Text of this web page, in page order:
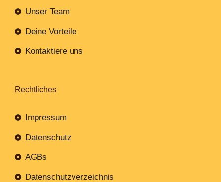
Unser Team
Deine Vorteile
Kontaktiere uns
Rechtliches
Impressum
Datenschutz
AGBs
Datenschutzverzeichnis